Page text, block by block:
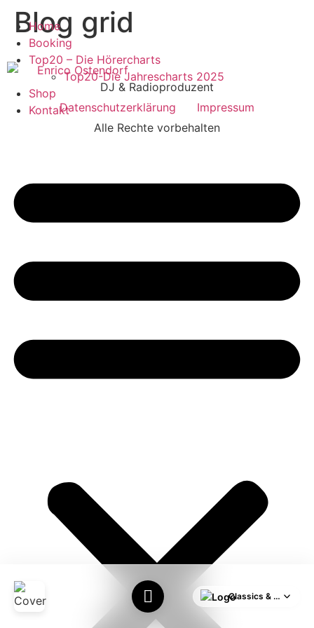
Home
Booking
Top20 – Die Hörercharts
Top20-Die Jahrescharts 2025
Shop
Kontakt
Zum
Inhalt
springen
Blog grid
DJ & Radioproduzent
Datenschutzerklärung
Impressum
Alle Rechte vorbehalten
Classics & HITS